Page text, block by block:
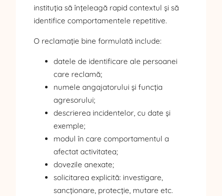
instituția să înțeleagă rapid contextul și să
identifice comportamentele repetitive.
O reclamație bine formulată include:
datele de identificare ale persoanei
care reclamă;
numele angajatorului și funcția
agresorului;
descrierea incidentelor, cu date și
exemple;
modul în care comportamentul a
afectat activitatea;
dovezile anexate;
solicitarea explicită: investigare,
sancționare, protecție, mutare etc.